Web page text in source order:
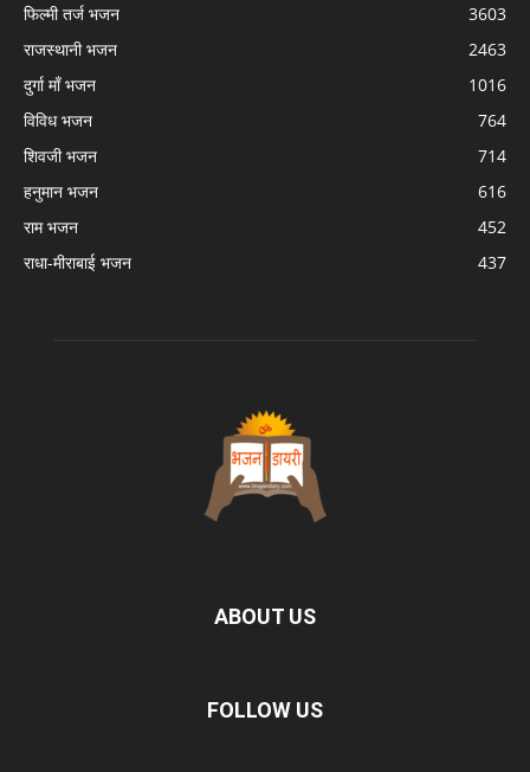
फिल्मी तर्ज भजन
3603
राजस्थानी भजन
2463
दुर्गा माँ भजन
1016
विविध भजन
764
शिवजी भजन
714
हनुमान भजन
616
राम भजन
452
राधा-मीराबाई भजन
437
ABOUT US
FOLLOW US